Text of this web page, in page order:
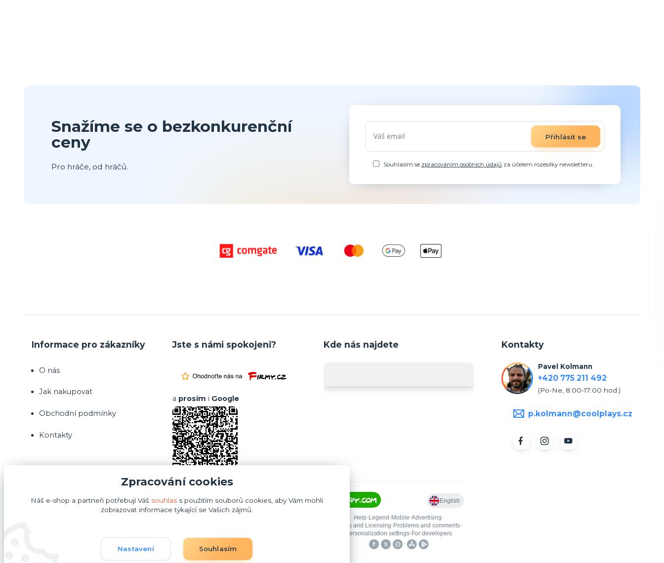
Snažíme se o bezkonkurenční
ceny
Pro hráče, od hráčů.
Přihlásit se
Souhlasím se zpracováním osobních údajů za účelem rozesílky newsletteru.
Informace pro zákazníky
O nás
Jak nakupovat
Obchodní podmínky
Kontakty
Jste s námi spokojeni?
a prosím i Google
Kde nás najdete Kontakty
Pavel Kolmann
+420 775 211 492
(Po-Ne, 8:00-17:00 hod.)
p.kolmann@coolplays.cz
Zpracování cookies
Náš e-shop a partneři potřebují Váš souhlas s použitím souborů cookies, aby Vám mohli
zobrazovat informace týkající se Vašich zájmů.
Nastavení Souhlasím